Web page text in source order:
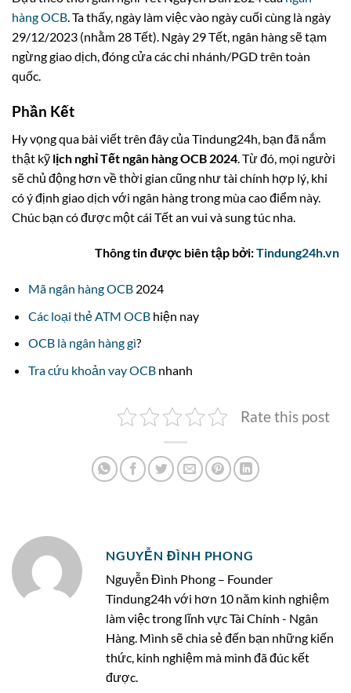
hàng OCB. Ta thấy, ngày làm việc vào ngày cuối cùng là ngày
29/12/2023 (nhằm 28 Tết). Ngày 29 Tết, ngân hàng sẽ tạm
ngừng giao dịch, đóng cửa các chi nhánh/PGD trên toàn
quốc.
Phần Kết
Hy vọng qua bài viết trên đây của Tindung24h, bạn đã nắm
thật kỹ lịch nghỉ Tết ngân hàng OCB 2024 . Từ đó, mọi người
sẽ chủ động hơn về thời gian cũng như tài chính hợp lý, khi
có ý định giao dịch với ngân hàng trong mùa cao điểm này.
Chúc bạn có được một cái Tết an vui và sung túc nha.
Thông tin được biên tập bởi:Tindung24h.vn
Mã ngân hàng OCB2024
Các loại thẻ ATM OCBhiện nay
OCB là ngân hàng gì?
Tra cứu khoản vay OCBnhanh
Rate this post
NGUYỄN ĐÌNH PHONG
Nguyễn Đình Phong – Founder
Tindung24h với hơn 10 năm kinh nghiệm
làm việc trong lĩnh vực Tài Chính - Ngân
Hàng. Mình sẽ chia sẻ đến bạn những kiến
thức, kinh nghiệm mà mình đã đúc kết
được.